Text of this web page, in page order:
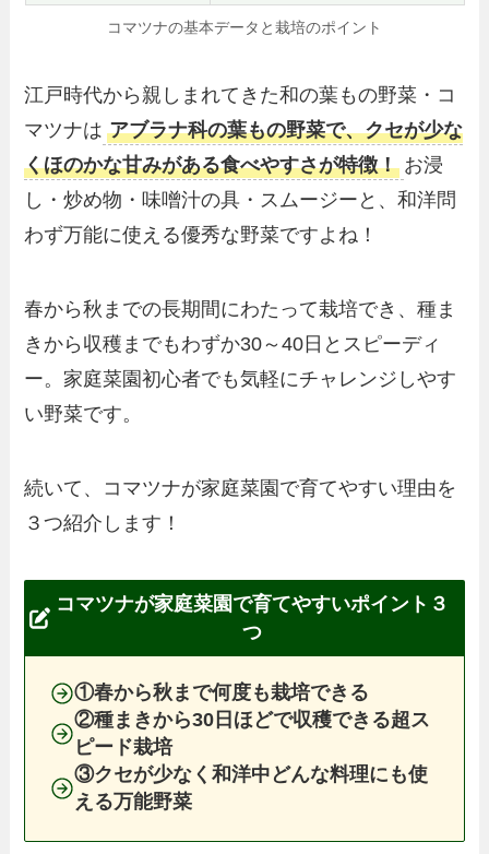
コマツナの基本データと栽培のポイント
江戸時代から親しまれてきた和の葉もの野菜・コ
マツナは アブラナ科の葉もの野菜で、クセが少な
くほのかな甘みがある食べやすさが特徴！ お浸
し・炒め物・味噌汁の具・スムージーと、和洋問
わず万能に使える優秀な野菜ですよね！
春から秋までの長期間にわたって栽培でき、種ま
きから収穫までもわずか30～40日とスピーディ
ー。家庭菜園初心者でも気軽にチャレンジしやす
い野菜です。
続いて、コマツナが家庭菜園で育てやすい理由を
３つ紹介します！
コマツナが家庭菜園で育てやすいポイント３
つ
①春から秋まで何度も栽培できる
②種まきから30日ほどで収穫できる超ス
ピード栽培
③クセが少なく和洋中どんな料理にも使
える万能野菜